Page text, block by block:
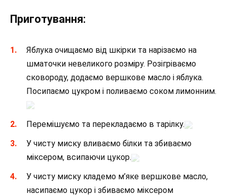
Приготування:
Яблука очищаємо від шкірки та нарізаємо на
шматочки невеликого розміру. Розігріваємо
сковороду, додаємо вершкове масло і яблука.
Посипаємо цукром і поливаємо соком лимонним.
Перемішуємо та перекладаємо в тарілку.
У чисту миску вливаємо білки та збиваємо
міксером, всипаючи цукор.
У чисту миску кладемо м’яке вершкове масло,
насипаємо цукор і збиваємо міксером